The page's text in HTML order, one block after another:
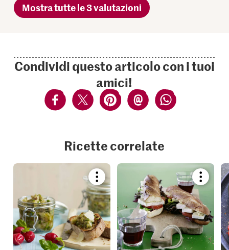
Mostra tutte le 3 valutazioni
Condividi questo articolo con i tuoi
amici!
Ricette correlate
Bookmark
recipe
or
add
it
to
your
collections.
recipe
add
it
to
your